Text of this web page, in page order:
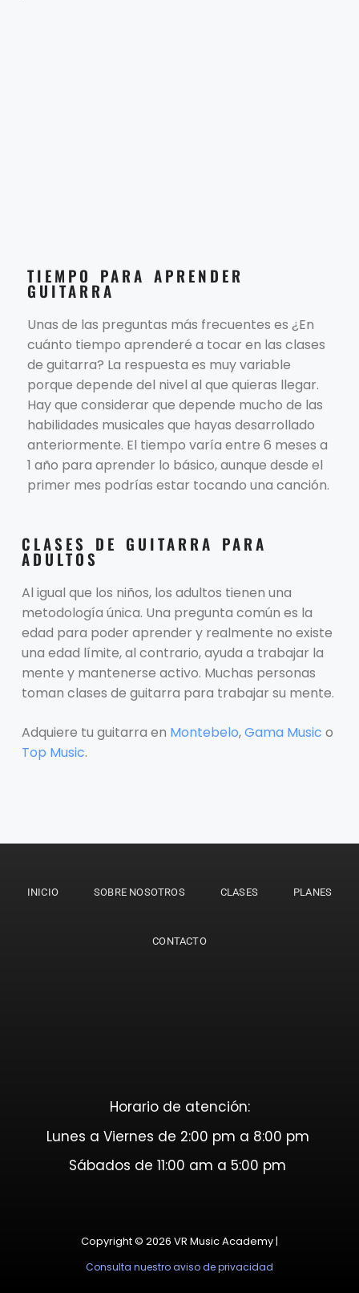
TIEMPO PARA APRENDER
GUITARRA
Unas de las preguntas más frecuentes es ¿En
cuánto tiempo aprenderé a tocar en las clases
de guitarra? La respuesta es muy variable
porque depende del nivel al que quieras llegar.
Hay que considerar que depende mucho de las
habilidades musicales que hayas desarrollado
anteriormente. El tiempo varía entre 6 meses a
1 año para aprender lo básico, aunque desde el
primer mes podrías estar tocando una canción.
CLASES DE GUITARRA PARA
ADULTOS
Al igual que los niños, los adultos tienen una
metodología única. Una pregunta común es la
edad para poder aprender y realmente no existe
una edad límite, al contrario, ayuda a trabajar la
mente y mantenerse activo. Muchas personas
toman clases de guitarra para trabajar su mente.
Adquiere tu guitarra en Montebelo,Gama Music o
Top Music.
INICIO SOBRE NOSOTROS CLASES PLANES
CONTACTO
Horario de atención:
Lunes a Viernes de 2:00 pm a 8:00 pm
Sábados de 11:00 am a 5:00 pm
Copyright © 2026 VR Music Academy |
Consulta nuestro aviso de privacidad